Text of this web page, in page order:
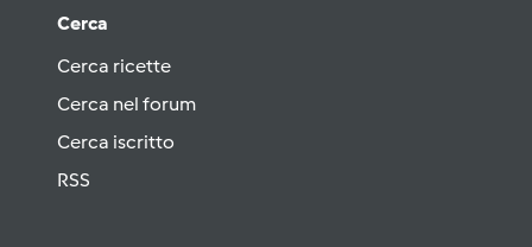
Cerca
Cerca ricette
Cerca nel forum
Cerca iscritto
RSS